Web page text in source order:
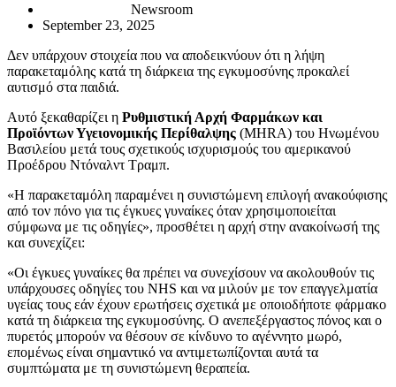
Newsroom
September 23, 2025
Δεν υπάρχουν στοιχεία που να αποδεικνύουν ότι η λήψη
παρακεταμόλης κατά τη διάρκεια της εγκυμοσύνης προκαλεί
αυτισμό στα παιδιά.
Αυτό ξεκαθαρίζει η Ρυθμιστική Αρχή Φαρμάκων και
Προϊόντων Υγειονομικής Περίθαλψης (MHRA) του Ηνωμένου
Βασιλείου μετά τους σχετικούς ισχυρισμούς του αμερικανού
Προέδρου Ντόναλντ Τραμπ.
«Η παρακεταμόλη παραμένει η συνιστώμενη επιλογή ανακούφισης
από τον πόνο για τις έγκυες γυναίκες όταν χρησιμοποιείται
σύμφωνα με τις οδηγίες», προσθέτει η αρχή στην ανακοίνωσή της
και συνεχίζει:
«Οι έγκυες γυναίκες θα πρέπει να συνεχίσουν να ακολουθούν τις
υπάρχουσες οδηγίες του NHS και να μιλούν με τον επαγγελματία
υγείας τους εάν έχουν ερωτήσεις σχετικά με οποιοδήποτε φάρμακο
κατά τη διάρκεια της εγκυμοσύνης. Ο ανεπεξέργαστος πόνος και ο
πυρετός μπορούν να θέσουν σε κίνδυνο το αγέννητο μωρό,
επομένως είναι σημαντικό να αντιμετωπίζονται αυτά τα
συμπτώματα με τη συνιστώμενη θεραπεία.